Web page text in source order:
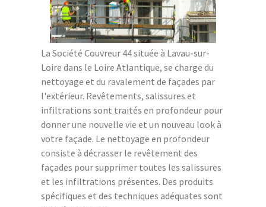
La Société Couvreur 44 située à Lavau-sur-
Loire dans le Loire Atlantique, se charge du
nettoyage et du ravalement de façades par
l'extérieur. Revêtements, salissures et
infiltrations sont traités en profondeur pour
donner une nouvelle vie et un nouveau look à
votre façade. Le nettoyage en profondeur
consiste à décrasser le revêtement des
façades pour supprimer toutes les salissures
et les infiltrations présentes. Des produits
spécifiques et des techniques adéquates sont